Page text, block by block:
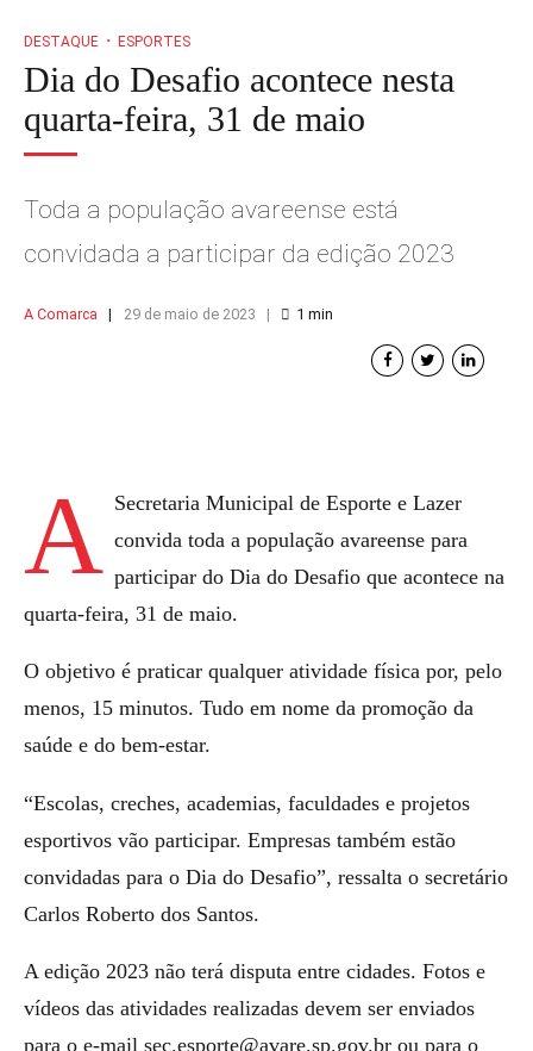
DESTAQUE ESPORTES
Dia do Desafio acontece nesta
quarta-feira, 31 de maio
Toda a população avareense está
convidada a participar da edição 2023
A Comarca 29 de maio de 2023 1 min
A Secretaria Municipal de Esporte e Lazer
convida toda a população avareense para
participar do Dia do Desafio que acontece na
quarta-feira, 31 de maio.
O objetivo é praticar qualquer atividade física por, pelo
menos, 15 minutos. Tudo em nome da promoção da
saúde e do bem-estar.
“Escolas, creches, academias, faculdades e projetos
esportivos vão participar. Empresas também estão
convidadas para o Dia do Desafio”, ressalta o secretário
Carlos Roberto dos Santos.
A edição 2023 não terá disputa entre cidades. Fotos e
vídeos das atividades realizadas devem ser enviados
para o e-mail sec.esporte@avare.sp.gov.br ou para o